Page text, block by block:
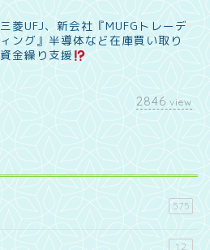
三菱UFJ、新会社『MUFGトレーデ
ィング』半導体など在庫買い取り
資金繰り支援
2846 view
575
12